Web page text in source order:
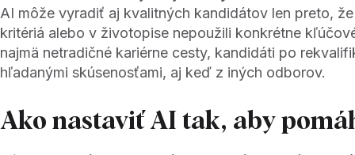
AI môže vyradiť aj kvalitných kandidátov len preto,
kritériá alebo v životopise nepoužili konkrétne
najmä netradičné kariérne cesty, kandidáti po
hľadanými skúsenosťami, aj keď z iných odborov.
Ako nastaviť AI tak, aby